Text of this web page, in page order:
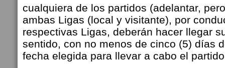
cualquiera de los partidos (adelantar,
ambas Ligas (local y visitante), por
respectivas Ligas, deberán hacer llegar
sentido, con no menos de cinco (5) días
fecha elegida para llevar a cabo el